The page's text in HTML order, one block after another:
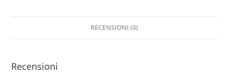
RECENSIONI (0)
Recensioni